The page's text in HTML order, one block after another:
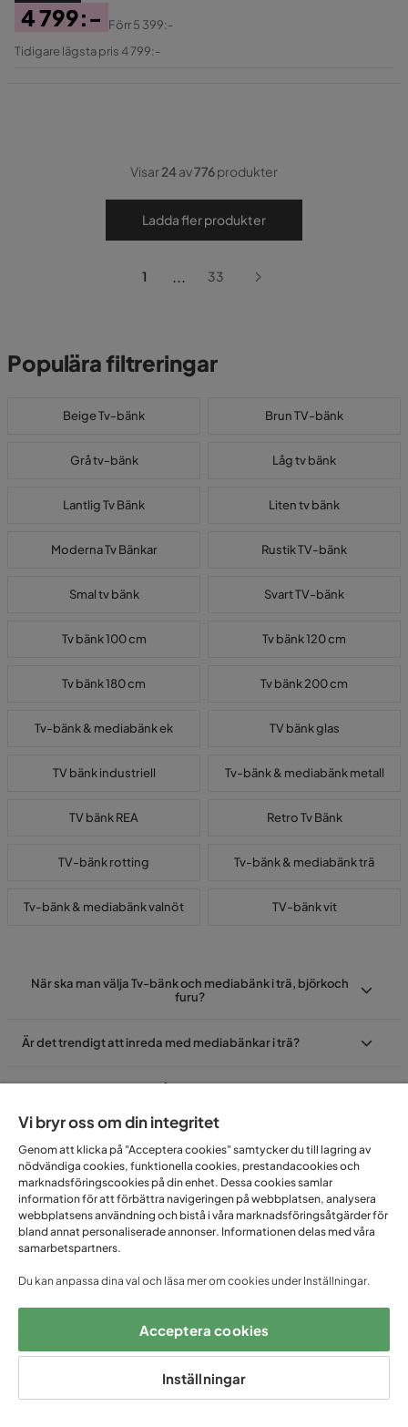
Pris
4 799:-
Original
Förr5 399:-
Tidigare lägsta pris 4 799:-
Visar24av776produkter
Ladda fler produkter
1 ... 33
Populära filtreringar
Beige Tv-bänk Brun TV-bänk
Grå tv-bänk Låg tv bänk
Lantlig Tv Bänk Liten tv bänk
Moderna Tv Bänkar Rustik TV-bänk
Smal tv bänk Svart TV-bänk
Tv bänk 100 cm Tv bänk 120 cm
Tv bänk 180 cm Tv bänk 200 cm
Tv-bänk & mediabänk ek TV bänk glas
TV bänk industriell Tv-bänk & mediabänk metall
TV bänk REA Retro Tv Bänk
TV-bänk rotting Tv-bänk & mediabänk trä
Tv-bänk & mediabänk valnöt TV-bänk vit
När ska man välja Tv-bänk och mediabänk i trä, björkoch
furu?
Är det trendigt att inreda med mediabänkar i trä?
Vad ska man tänka på när det kommer till att inreda
Hur sköter man om trämöbler?
FÅ UNIKA ERBJUDANDEN
– ANMÄL DIG TILL VÅRT
NYHETSBREV!
Vi bryr oss om din integritet
Genom att klicka på "Acceptera cookies" samtycker du till lagring av
nödvändiga cookies, funktionella cookies, prestandacookies och
marknadsföringscookies på din enhet. Dessa cookies samlar
information för att förbättra navigeringen på webbplatsen, analysera
webbplatsens användning och bistå i våra marknadsföringsåtgärder för
bland annat personaliserade annonser. Informationen delas med våra
samarbetspartners.
Du kan anpassa dina val och läsa mer om cookies under Inställningar.
Acceptera cookies
Inställningar